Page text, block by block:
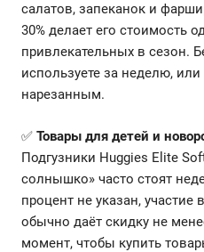
салатов, запеканок и
30% делает его стоимость
привлекательных в сезон.
используете за неделю,
нарезанным.
✅ Товары для детей и
Подгузники Huggies Elite
солнышко» часто стоят
процент не указан,
обычно даёт скидку не
момент, чтобы купить